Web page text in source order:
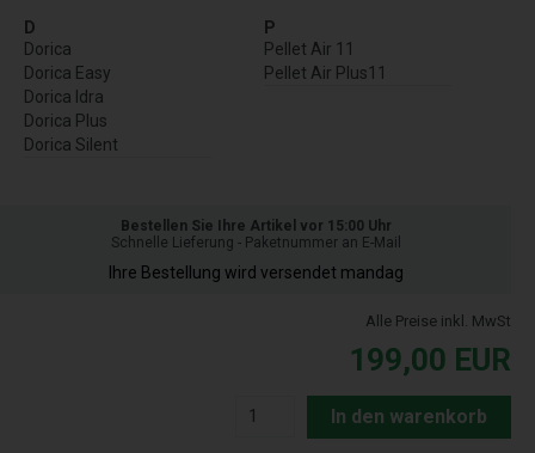
D
Dorica
Dorica Easy
Dorica Idra
Dorica Plus
Dorica Silent
P
Pellet Air 11
Pellet Air Plus11
Bestellen Sie Ihre Artikel vor 15:00 Uhr
Schnelle Lieferung - Paketnummer an E-Mail
Ihre Bestellung wird versendet mandag
Alle Preise inkl. MwSt
199,00 EUR
In den warenkorb